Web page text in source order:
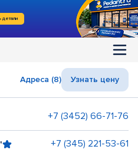
детали
Адреса (8) Узнать цену
+7 (3452) 66-71-76
+7 (345) 221-53-61